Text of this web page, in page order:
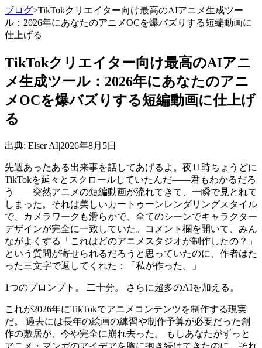
ブログ>TikTokクリエイター向け最高のAIアニメ生成ツー
ル：2026年にあなたのアニメOCを爆バズりする短編動画に
仕上げる
TikTokクリエイター向け最高のAIアニ
メ生成ツール：2026年にあなたのアニ
メOCを爆バズりする短編動画に仕上げ
る
出典: Elser AI|2026年8月5日
先週あったある出来事を話してあげるよ。夜11時ちょうどに
TikTokを延々とスクロールしていたんだ——君もわかるだろ
う——突然アニメの短編動画が流れてきて、一瞬で見とれて
しまった。それは美しいカートゥーンレンダリングスタイル
で、カメラワークも滑らかで、全てのシーンでキャラクター
デザインが完全に一致していた。コメント欄を開いて、みん
ながよくする「これはどのアニメスタジオが制作したの？」
という質問が寄せられるだろうと思っていたのに、作者はた
った三文字で返してくれた：「私が作った。」
1つのプロンプト。 二十分。 さらに超多のAIを加える。
これが2026年にTikTokでアニメコンテンツを制作する現実
だ。 過去には長年の絵画の練習や制作予算が必要だった創
作の敷居が、今や完全に崩れ去った。 もしあなたがずっと
アニメ・マンガのアイデアを胸に抱き続けてきたのに、それ